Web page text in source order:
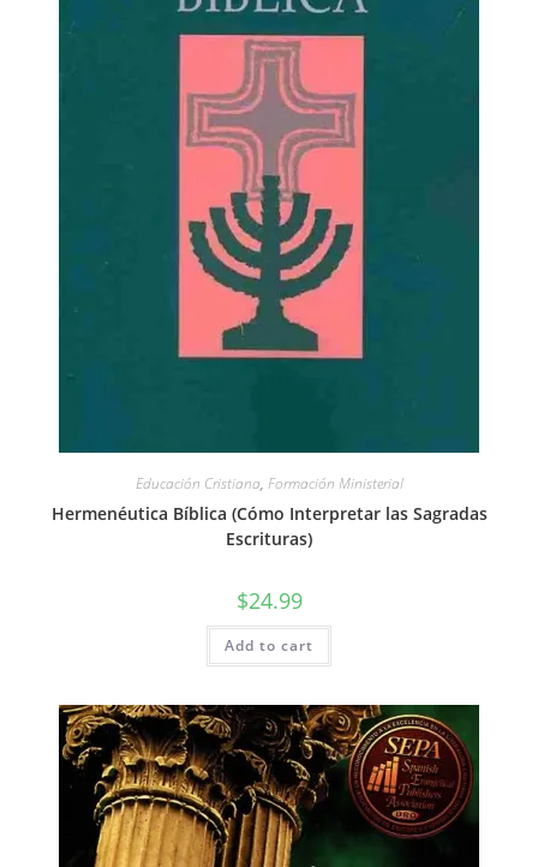
Educación Cristiana, Formación Ministerial
Hermenéutica Bíblica (Cómo Interpretar las Sagradas
Escrituras)
$24.99
Add to cart